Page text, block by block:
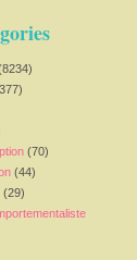
(70)
(44)
(29)